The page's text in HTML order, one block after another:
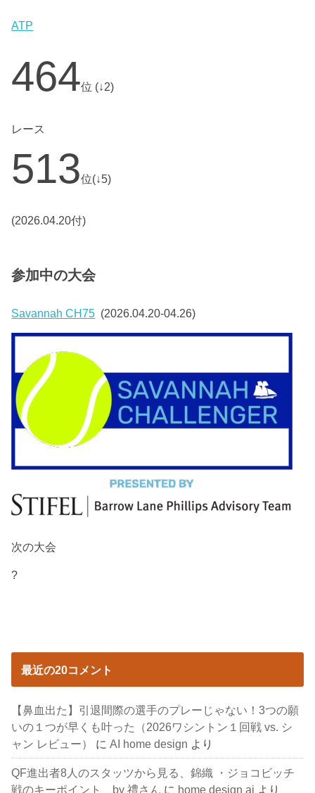
ATP
464位 (↓2)
レース
513位(↓5)
(2026.04.20付)
参加中の大会
Savannah CH75 (2026.04.20-04.26)
次の大会
?
最近の20コメント
【鼻血出た】引退間際の選手のプレーじゃない！3つの願
いの１つが早くも叶った（2026ワシントン１回戦 vs. シ
ャン レビュー）
にAI home design より
QF進出者8人のスタッツから見る、錦織 ・ジョコビッチ
戦のキーポイント by 禮さん に home design ai より